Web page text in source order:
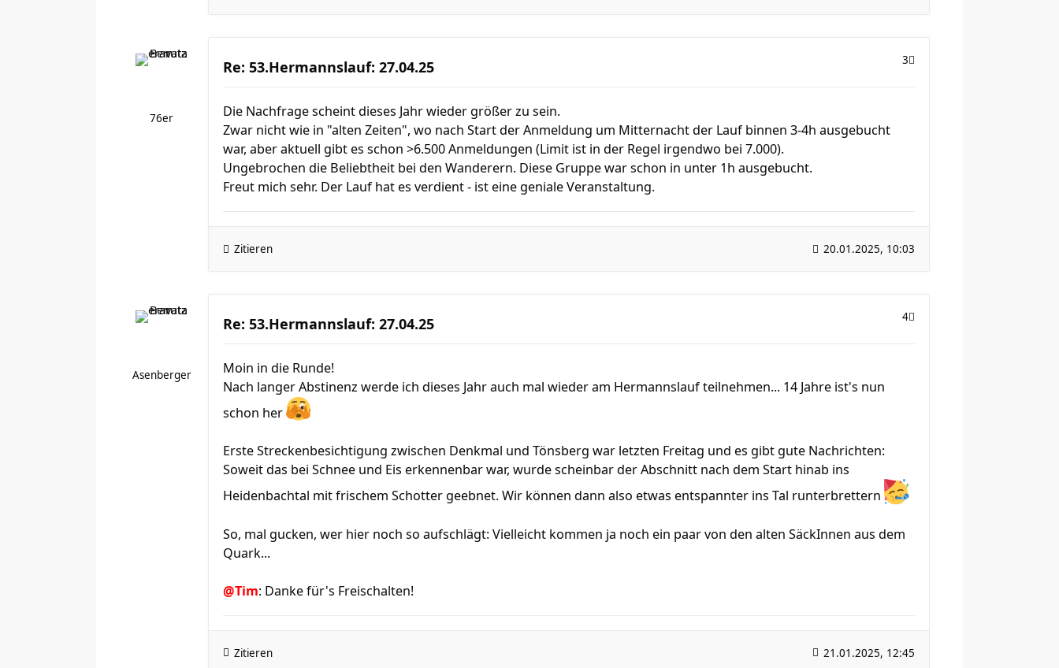
76er
Re: 53.Hermannslauf: 27.04.25 3
Die Nachfrage scheint dieses Jahr wieder größer zu sein.
Zwar nicht wie in "alten Zeiten", wo nach Start der Anmeldung um Mitternacht der Lauf binnen 3-4h ausgebucht
war, aber aktuell gibt es schon >6.500 Anmeldungen (Limit ist in der Regel irgendwo bei 7.000).
Ungebrochen die Beliebtheit bei den Wanderern. Diese Gruppe war schon in unter 1h ausgebucht.
Freut mich sehr. Der Lauf hat es verdient - ist eine geniale Veranstaltung.
Zitieren 20.01.2025, 10:03
Asenberger
Re: 53.Hermannslauf: 27.04.25 4
Moin in die Runde!
Nach langer Abstinenz werde ich dieses Jahr auch mal wieder am Hermannslauf teilnehmen... 14 Jahre ist's nun
schon her
Erste Streckenbesichtigung zwischen Denkmal und Tönsberg war letzten Freitag und es gibt gute Nachrichten:
Soweit das bei Schnee und Eis erkennenbar war, wurde scheinbar der Abschnitt nach dem Start hinab ins
Heidenbachtal mit frischem Schotter geebnet. Wir können dann also etwas entspannter ins Tal runterbrettern
So, mal gucken, wer hier noch so aufschlägt: Vielleicht kommen ja noch ein paar von den alten SäckInnen aus dem
Quark...
@Tim: Danke für's Freischalten!
Zitieren 21.01.2025, 12:45